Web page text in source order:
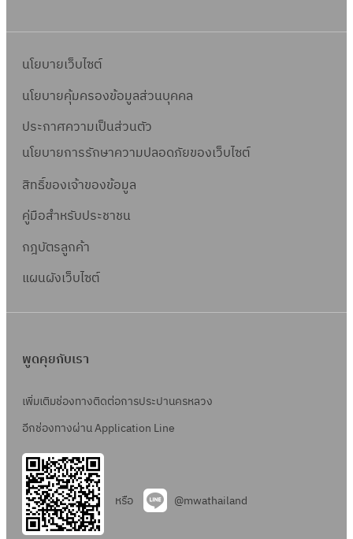
นโยบายเว็บไซต์
นโยบายคุ้มครองข้อมูลส่วนบุคคล
ประกาศความเป็นส่วนตัว
นโยบายการรักษาความปลอดภัยของเว็บไซต์
สิทธิ์ของเจ้าของข้อมูล
คู่มือสำหรับประชาชน
กฎบัตรลูกค้า
แผนผังเว็บไซต์
พูดคุยกับเรา
เพิ่มเติมช่องทางติดต่อการประปานครหลวง
อีกช่องทางผ่าน Application Line
หรือ @mwathailand